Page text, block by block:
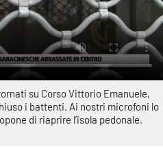
su Corso Vittorio Emanuele,
i battenti. Ai nostri microfoni lo
di riaprire l’isola pedonale.